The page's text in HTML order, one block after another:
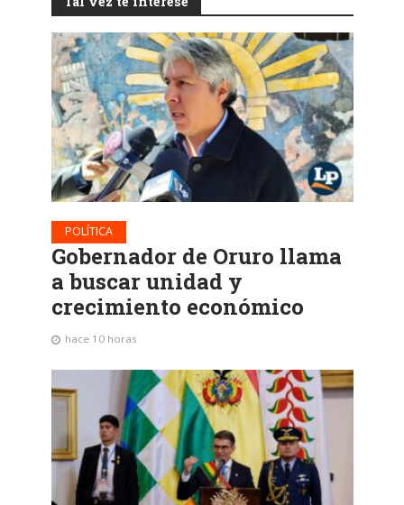
POLÍTICA
Gobernador de Oruro llama
a buscar unidad y
crecimiento económico
hace 10 horas